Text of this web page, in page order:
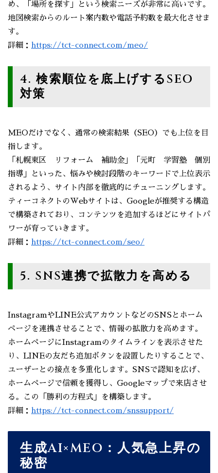
め、「場所を探す」という検索ニーズが非常に高いです。
地図検索からのルート案内数や電話予約数を最大化させま
す。
詳細： https://tct-connect.com/meo/
4. 検索順位を底上げするSEO
対策
MEOだけでなく、通常の検索結果（SEO）でも上位を目
指します。
「札幌東区 リフォーム 補助金」「元町 学習塾 個別
指導」といった、悩みや検討段階のキーワードで上位表示
されるよう、サイト内部を徹底的にチューニングします。
ティーコネクトのWebサイトは、Googleが推奨する構造
で構築されており、コンテンツを追加するほどにサイトパ
ワーが育っていきます。
詳細：
https://tct-connect.com/seo/
5. SNS連携で拡散力を高める
InstagramやLINE公式アカウントなどのSNSとホーム
ページを連携させることで、情報の拡散力を高めます。
ホームページにInstagramのタイムラインを表示させた
り、LINEの友だち追加ボタンを設置したりすることで、
ユーザーとの接点を多重化します。SNSで認知を広げ、
ホームページで信頼を獲得し、Googleマップで来店させ
る。この「勝利の方程式」を構築します。
詳細：
https://tct-connect.com/snssupport/
生成AI×MEO：人気急上昇の
秘密